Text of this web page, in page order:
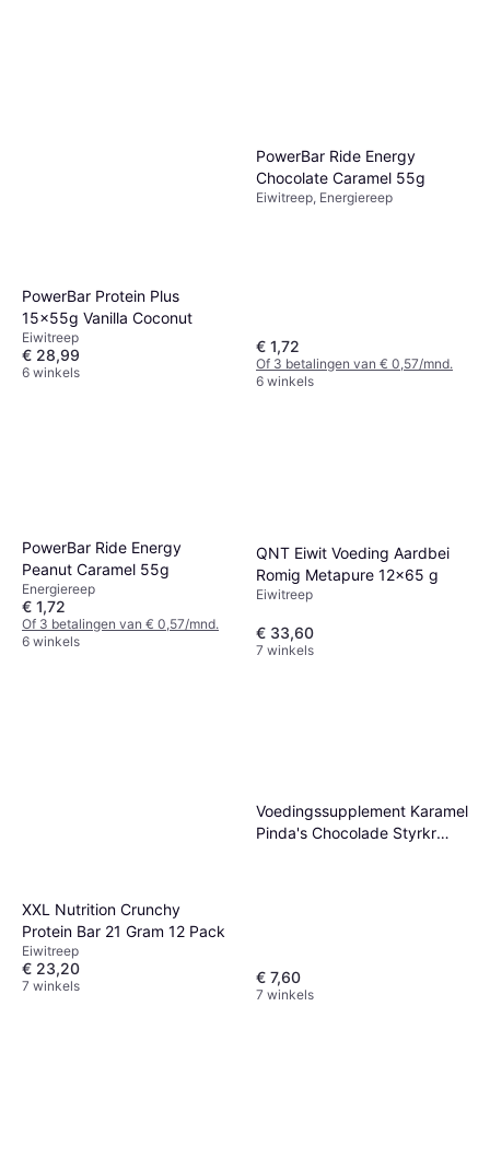
PowerBar Protein Plus
15x55g Vanilla Coconut
Eiwitreep
€ 28,99
6 winkels
PowerBar Ride Energy
Chocolate Caramel 55g
Eiwitreep, Energiereep
€ 1,72
Of 3 betalingen van € 0,57/mnd.
6 winkels
PowerBar Ride Energy
Peanut Caramel 55g
Energiereep
€ 1,72
Of 3 betalingen van € 0,57/mnd.
6 winkels
QNT Eiwit Voeding Aardbei
Romig Metapure 12x65 g
Eiwitreep
€ 33,60
7 winkels
XXL Nutrition Crunchy
Protein Bar 21 Gram 12 Pack
Eiwitreep
€ 23,20
7 winkels
Voedingssupplement Karamel
Pinda's Chocolade Styrkr
€ 7,60
7 winkels